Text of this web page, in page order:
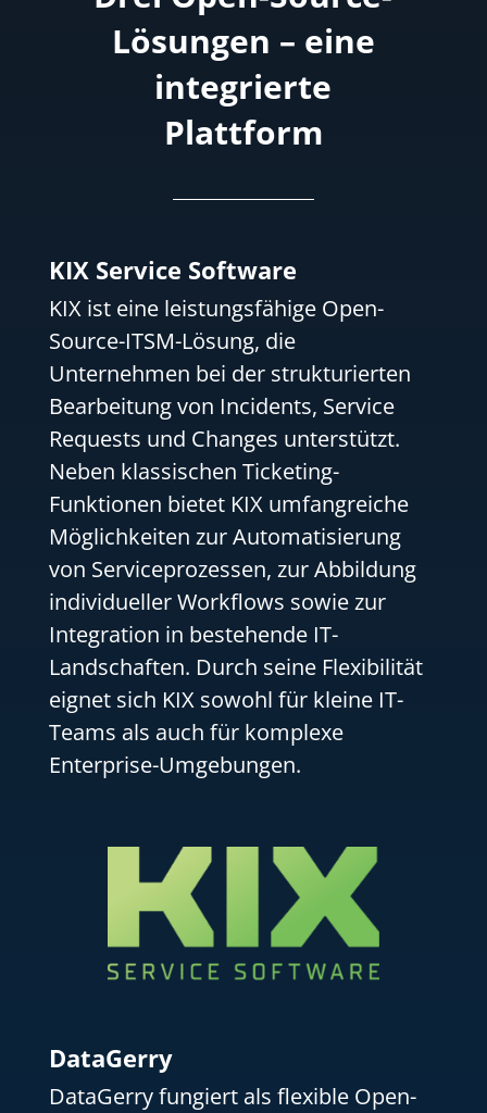
Lösungen – eine
integrierte
Plattform
KIX Service Software
KIX ist eine leistungsfähige Open-
Source-ITSM-Lösung, die
Unternehmen bei der strukturierten
Bearbeitung von Incidents, Service
Requests und Changes unterstützt.
Neben klassischen Ticketing-
Funktionen bietet KIX umfangreiche
Möglichkeiten zur Automatisierung
von Serviceprozessen, zur Abbildung
individueller Workflows sowie zur
Integration in bestehende IT-
Landschaften. Durch seine Flexibilität
eignet sich KIX sowohl für kleine IT-
Teams als auch für komplexe
Enterprise-Umgebungen.
DataGerry
DataGerry fungiert als flexible Open-